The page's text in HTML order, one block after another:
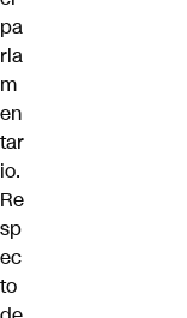
pa
rla
m
en
tar
io.
Re
sp
ec
to